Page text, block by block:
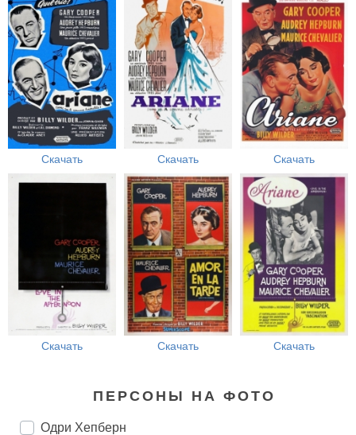
Скачать Скачать Скачать
Скачать Скачать Скачать
ПЕРСОНЫ НА ФОТО
Одри Хепберн